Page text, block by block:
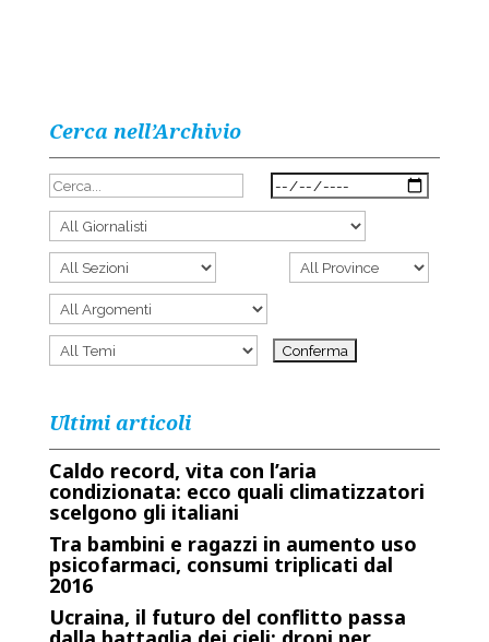
Cerca nell’Archivio
Ultimi articoli
Caldo record, vita con l’aria
condizionata: ecco quali climatizzatori
scelgono gli italiani
Tra bambini e ragazzi in aumento uso
psicofarmaci, consumi triplicati dal
2016
Ucraina, il futuro del conflitto passa